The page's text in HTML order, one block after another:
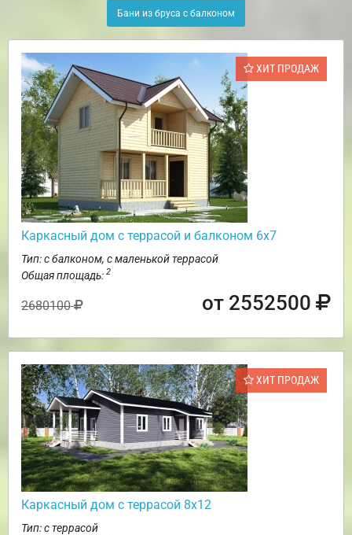
Бани из бруса с балконом
ХИТ ПРОДАЖ
Каркасный дом с террасой и балконом 6х7
Тип: с балконом, с маленькой террасой
Общая площадь: 2
2680100 от 2552500
ХИТ ПРОДАЖ
Каркасный дом с террасой 8х12
Тип: с террасой